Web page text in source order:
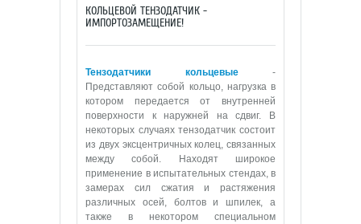
КОЛЬЦЕВОЙ ТЕНЗОДАТЧИК -
ИМПОРТОЗАМЕЩЕНИЕ!
Тензодатчики кольцевые-
Представляют собой кольцо, нагрузка в
котором передается от внутренней
поверхности к наружней на сдвиг. В
некоторых случаях тензодатчик состоит
из двух эксцентричных колец, связанных
между собой. Находят широкое
применение в испытательных стендах, в
замерах сил сжатия и растяжения
различных осей, болтов и шпилек, а
также в некотором специальном